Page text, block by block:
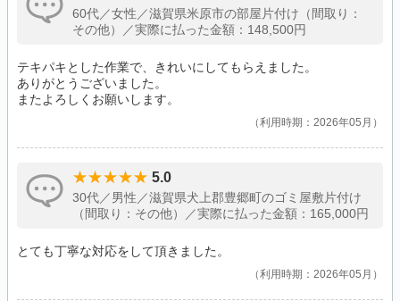
60代／女性／滋賀県米原市の部屋片付け（間取り：
その他）／実際に払った金額：148,500円
テキパキとした作業で、きれいにしてもらえました。
ありがとうございました。
またよろしくお願いします。
利用時期：2026年05月
5.0
30代／男性／滋賀県犬上郡豊郷町のゴミ屋敷片付け
（間取り：その他）／実際に払った金額：165,000円
とても丁寧な対応をして頂きました。
利用時期：2026年05月